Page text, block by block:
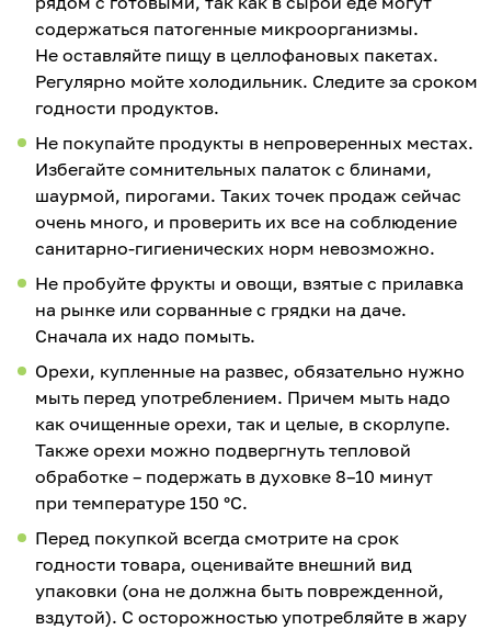
содержаться патогенные микроорганизмы.
Не оставляйте пищу в целлофановых пакетах.
Регулярно мойте холодильник. Следите за сроком
годности продуктов.
Не покупайте продукты в непроверенных местах.
Избегайте сомнительных палаток с блинами,
шаурмой, пирогами. Таких точек продаж сейчас
очень много, и проверить их все на соблюдение
санитарно-гигиенических норм невозможно.
Не пробуйте фрукты и овощи, взятые с прилавка
на рынке или сорванные с грядки на даче.
Сначала их надо помыть.
Орехи, купленные на развес, обязательно нужно
мыть перед употреблением. Причем мыть надо
как очищенные орехи, так и целые, в скорлупе.
Также орехи можно подвергнуть тепловой
обработке – подержать в духовке 8–10 минут
при температуре 150 °С.
Перед покупкой всегда смотрите на срок
годности товара, оценивайте внешний вид
упаковки (она не должна быть поврежденной,
вздутой). С осторожностью употребляйте в жару